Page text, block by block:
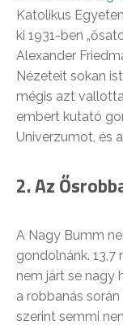
Katolikus
ki 1931-ben
Alexander
Nézeteit sokan
mégis azt
embert kutató
Univerzumot, és
2. Az
A Nagy Bumm
gondolnánk.
nem járt se nagy
a robbanás
szerint semmi